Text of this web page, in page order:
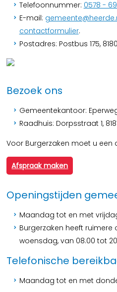
Telefoonnummer: 0578 -
E-mail:
contactformulier.
Postadres: Postbus 175,
Bezoek ons
Gemeentekantoor: Eperweg
Raadhuis: Dorpsstraat 1,
Voor Burgerzaken moet u een
Afspraak maken
Openingstijden
Maandag tot en met
Burgerzaken heeft
woensdag, van 08.00 tot
Telefonische
Maandag tot en met